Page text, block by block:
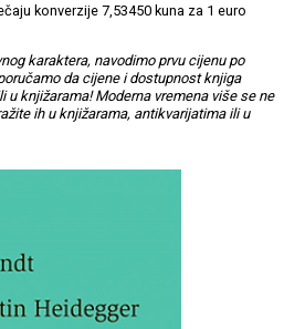
konverzije 7,53450 kuna za 1 euro
karaktera, navodimo prvu cijenu po
da cijene i dostupnost knjiga
u knjižarama! Moderna vremena više se ne
ih u knjižarama, antikvarijatima ili u